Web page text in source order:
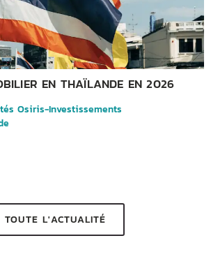
EN THAÏLANDE EN 2026
Osiris-Investissements
TOUTE L'ACTUALITÉ